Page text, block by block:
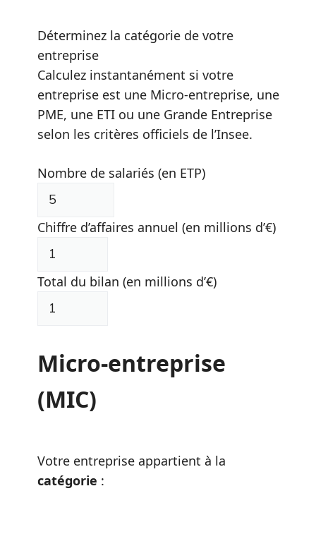
Déterminez la catégorie de votre
entreprise
Calculez instantanément si votre
entreprise est une Micro-entreprise, une
PME, une ETI ou une Grande Entreprise
selon les critères officiels de l’Insee.
Nombre de salariés (en ETP)
Chiffre d’affaires annuel (en millions d’€)
Total du bilan (en millions d’€)
Micro-entreprise
(MIC)
Votre entreprise appartient à la
catégorie :